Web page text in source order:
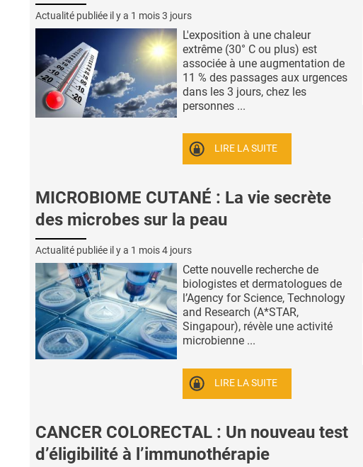
Actualité publiée il y a 1 mois 3 jours
L'exposition à une chaleur
extrême (30° C ou plus) est
associée à une augmentation de
11 % des passages aux urgences
dans les 3 jours, chez les
personnes ...
LIRE LA SUITE
MICROBIOME CUTANÉ : La vie secrète
des microbes sur la peau
Actualité publiée il y a 1 mois 4 jours
Cette nouvelle recherche de
biologistes et dermatologues de
l’Agency for Science, Technology
and Research (A*STAR,
Singapour), révèle une activité
microbienne ...
LIRE LA SUITE
CANCER COLORECTAL : Un nouveau test
d’éligibilité à l’immunothérapie